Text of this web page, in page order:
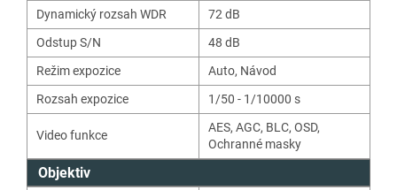
Dynamický rozsah WDR
72 dB
Odstup S/N
48 dB
Režim expozice
Auto, Návod
Rozsah expozice
1/50 - 1/10000 s
Video funkce
AES, AGC, BLC, OSD,
Ochranné masky
Objektiv